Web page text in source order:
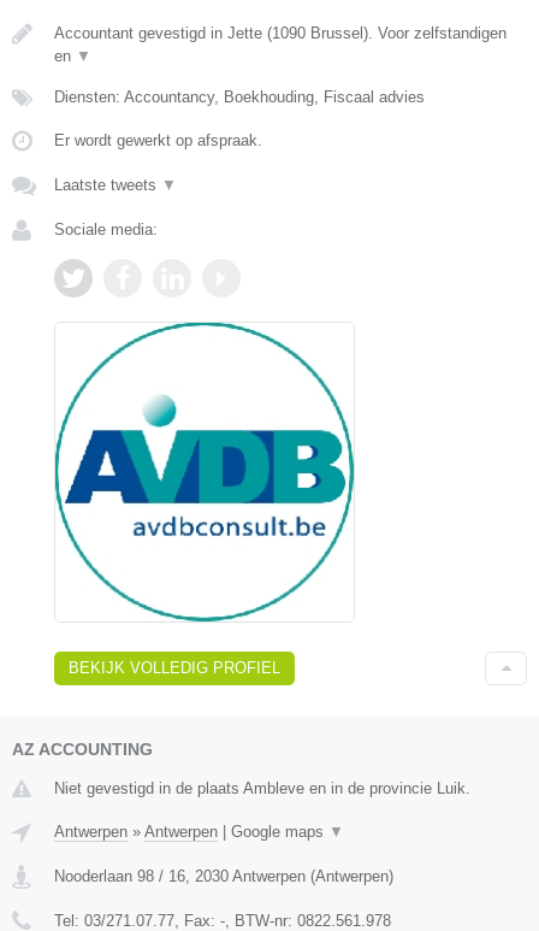
Accountant gevestigd in Jette (1090 Brussel). Voor zelfstandigen
en ▼
Diensten: Accountancy, Boekhouding, Fiscaal advies
Er wordt gewerkt op afspraak.
Laatste tweets ▼
Sociale media:
BEKIJK VOLLEDIG PROFIEL
AZ ACCOUNTING
Niet gevestigd in de plaats Ambleve en in de provincie Luik.
Antwerpen » Antwerpen | Google maps ▼
Nooderlaan 98 / 16 2030 Antwerpen (Antwerpen)
Tel: 03/271.07.77 , Fax: - , BTW-nr: 0822.561.978